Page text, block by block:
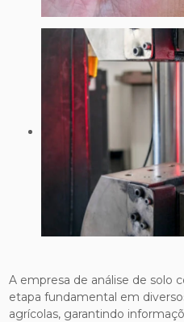
A empresa de análise de solo
etapa fundamental em
agrícolas, garantindo